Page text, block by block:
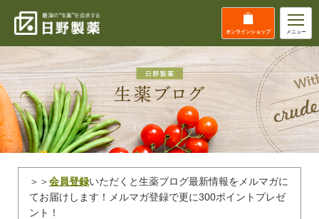
オンラインショップ メニュー
＞＞会員登録いただくと生薬ブログ最新情報をメルマガに
てお届けします！メルマガ登録で更に300ポイントプレゼ
ント！